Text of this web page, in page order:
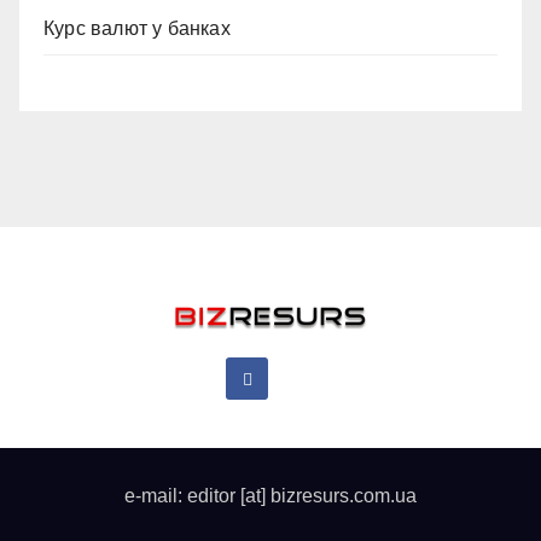
Курс валют у банках
e-mail: editor [at] bizresurs.com.ua